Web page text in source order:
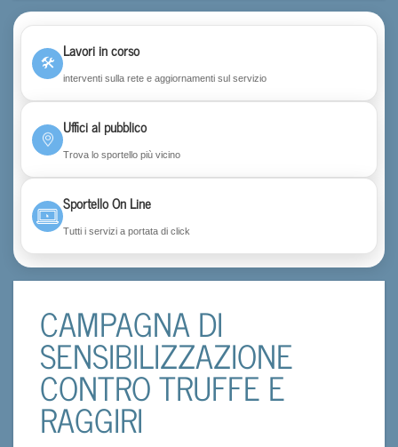
🛠
Lavori in corso
interventi sulla rete e aggiornamenti sul servizio
Uffici al pubblico
Trova lo sportello più vicino
Sportello On Line
Tutti i servizi a portata di click
CAMPAGNA DI
SENSIBILIZZAZIONE
CONTRO TRUFFE E
RAGGIRI